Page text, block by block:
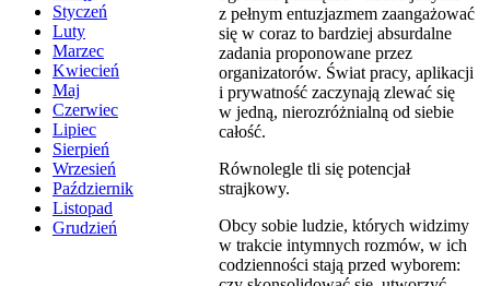
Styczeń
Luty
Marzec
Kwiecień
Maj
Czerwiec
Lipiec
Sierpień
Wrzesień
Październik
Listopad
Grudzień
z pełnym entuzjazmem zaangażować
się w coraz to bardziej absurdalne
zadania proponowane przez
organizatorów. Świat pracy, aplikacji
i prywatność zaczynają zlewać się
w jedną, nierozróżnialną od siebie
całość.
Równolegle tli się potencjał
strajkowy.
Obcy sobie ludzie, których widzimy
w trakcie intymnych rozmów, w ich
codzienności stają przed wyborem: